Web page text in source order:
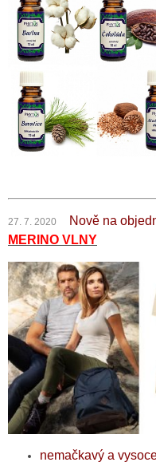
27. 7. 2020 Nově na
MERINO VLNY
nemačkavý a